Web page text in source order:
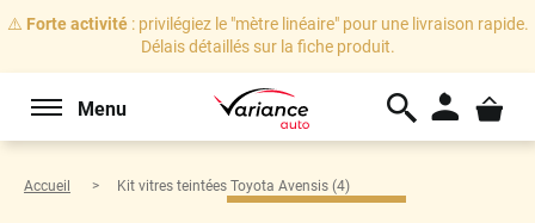
⚠️ Forte activité: privilégiez le "mètre linéaire" pour une livraison rapide.
Délais détaillés sur la fiche produit.
Menu
Accueil Kit vitres teintées Toyota Avensis (4)